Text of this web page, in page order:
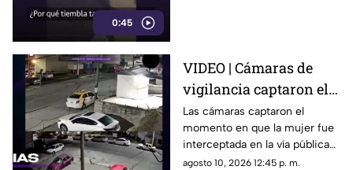
0:45
VIDEO | Cámaras de
vigilancia captaron el
momento que agred3n
a mujer durante asalt0
nocturno
Las cámaras captaron el
momento en que la mujer fue
interceptada en la vía pública
para despojarla de sus
agosto 10, 2026 12:45 p. m.